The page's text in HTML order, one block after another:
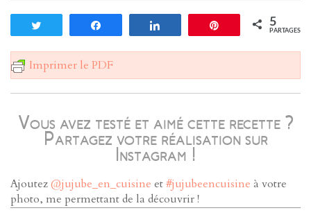
Enregistrer5
PARTAGES
Imprimer le PDF
Vous avez testé et aimé cette recette ?
Partagez votre réalisation sur
Instagram !
Ajoutez@jujube_en_cuisine et#jujubeencuisine à votre
photo, me permettant de la découvrir !